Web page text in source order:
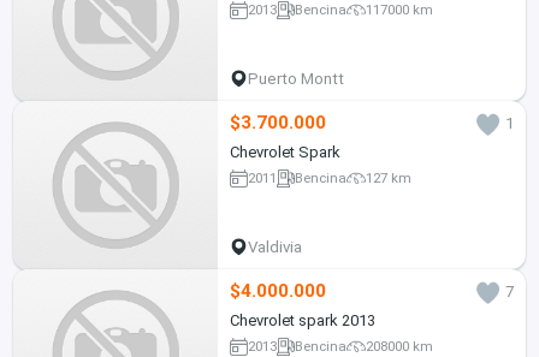
2013 Bencina 117000 km
Puerto Montt
$3.700.000
1
Chevrolet Spark
2011 Bencina 127 km
Valdivia
$4.000.000
7
Chevrolet spark 2013
2013 Bencina 208000 km